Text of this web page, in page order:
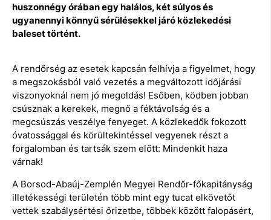
huszonnégy órában egy halálos, két súlyos és
ugyanennyi könnyű sérülésekkel járó közlekedési
baleset történt.
A rendőrség az esetek kapcsán felhívja a figyelmet, hogy
a megszokásból való vezetés a megváltozott időjárási
viszonyoknál nem jó megoldás! Esőben, ködben jobban
csúsznak a kerekek, megnő a féktávolság és a
megcsúszás veszélye fenyeget. A közlekedők fokozott
óvatossággal és körültekintéssel vegyenek részt a
forgalomban és tartsák szem előtt: Mindenkit haza
várnak!
A Borsod-Abaúj-Zemplén Megyei Rendőr-főkapitányság
illetékességi területén több mint egy tucat elkövetőt
vettek szabálysértési őrizetbe, többek között falopásért,